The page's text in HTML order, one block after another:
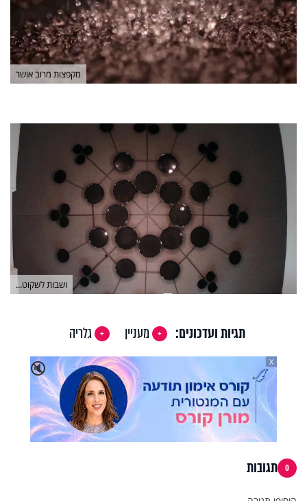
מקפצות מרוב אושר
ושבות לשקוט...
תגיות ועדכונים: מעניין
גלריה
🔇
X
0 תגובות